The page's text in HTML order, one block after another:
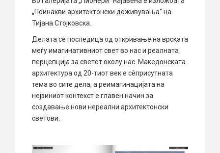
„Поинакви архитектонски доживувања“ на
Тијана Стојковска.
Делата се последица од откривање на врската
меѓу имагинативниот свет во нас и реалната
перцепција за светот околу нас. Македонската
архитектура од 20-тиот век е сèприсутната
тема во сите дела, а реимагинацијата на
нејзиниот контекст e главен начин за
создавање нови нереални архитектонски
светови.